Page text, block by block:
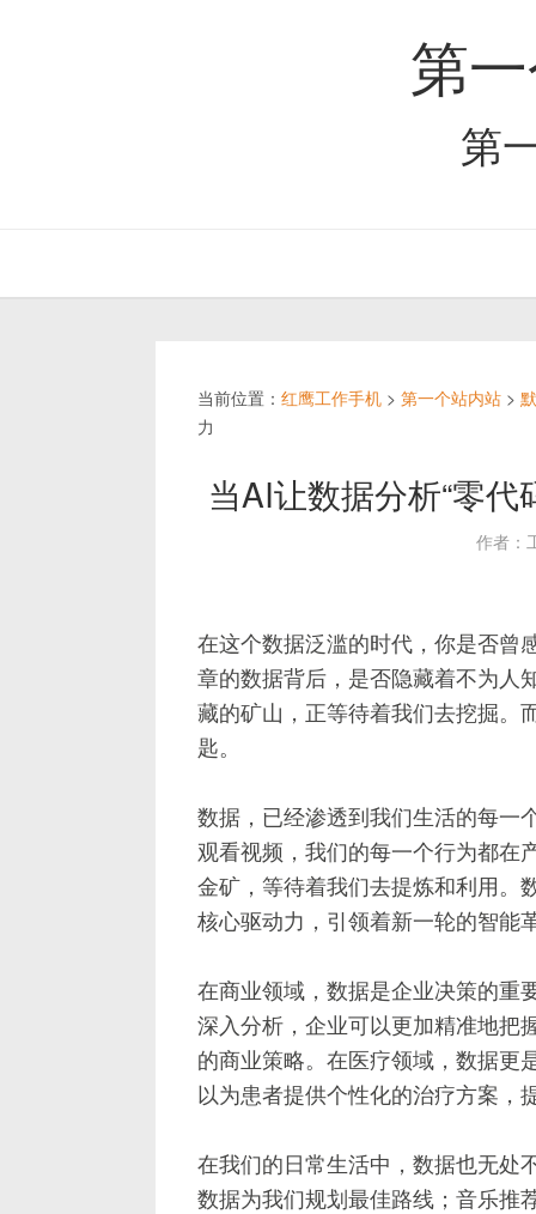
第
第
当前位置： 红鹰工作手机 > 第一个站内站 >
力
当AI让数据分析“零
作者：
在这个数据泛滥的时代，你是否曾
章的数据背后，是否隐藏着不为人
藏的矿山，正等待着我们去挖掘。
匙。
数据，已经渗透到我们生活的每一
观看视频，我们的每一个行为都在
金矿，等待着我们去提炼和利用。
核心驱动力，引领着新一轮的智能
在商业领域，数据是企业决策的重
深入分析，企业可以更加精准地把
的商业策略。在医疗领域，数据更
以为患者提供个性化的治疗方案，
在我们的日常生活中，数据也无处
数据为我们规划最佳路线；音乐推